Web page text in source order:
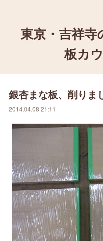
東京・吉祥寺
板カ
銀杏まな板、削りま
2014.04.08 21:11